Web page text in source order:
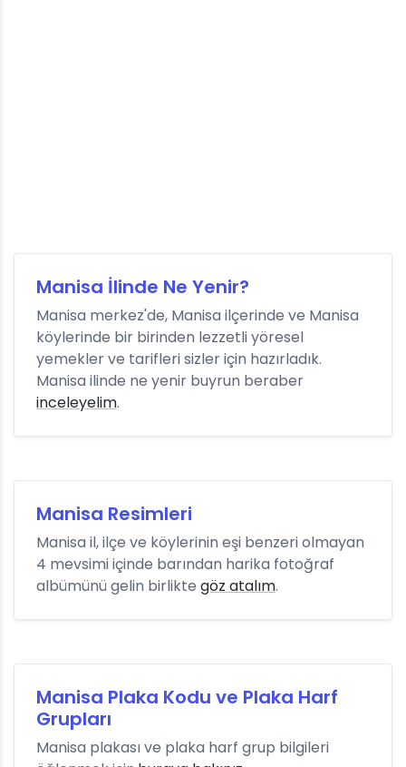
Manisa İlinde Ne Yenir?
Manisa merkez'de, Manisa ilçerinde ve Manisa
köylerinde bir birinden lezzetli yöresel
yemekler ve tarifleri sizler için hazırladık.
Manisa ilinde ne yenir buyrun beraber
inceleyelim.
Manisa Resimleri
Manisa il, ilçe ve köylerinin eşi benzeri olmayan
4 mevsimi içinde barından harika fotoğraf
albümünü gelin birlikte göz atalım.
Manisa Plaka Kodu ve Plaka Harf
Grupları
Manisa plakası ve plaka harf grup bilgileri